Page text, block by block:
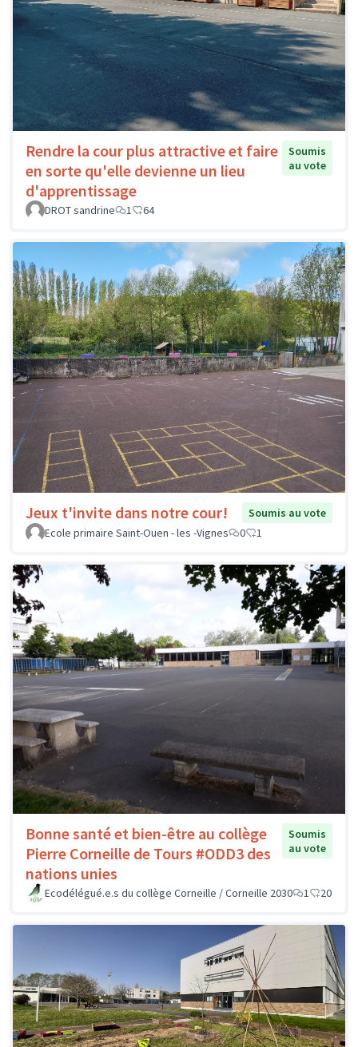
Rendre la cour plus attractive et faire
en sorte qu'elle devienne un lieu
d'apprentissage
Soumis
au vote
DROT sandrine 1 64
Jeux t'invite dans notre cour!
Soumis au vote
Ecole primaire Saint-Ouen - les -Vignes
0 1
Bonne santé et bien-être au collège
Pierre Corneille de Tours #ODD3 des
nations unies
Soumis
au vote
Ecodélégué.e.s du collège Corneille / Corneille 2030 1 20